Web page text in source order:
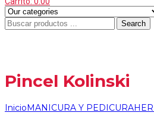
Search
Pincel Kolinski
InicioMANICURA Y PEDICURA